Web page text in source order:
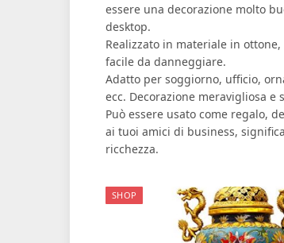
essere una decorazione molto
desktop.
Realizzato in materiale in
facile da danneggiare.
Adatto per soggiorno, ufficio,
ecc. Decorazione meravigliosa e
Può essere usato come regalo,
ai tuoi amici di business,
ricchezza.
SHOP